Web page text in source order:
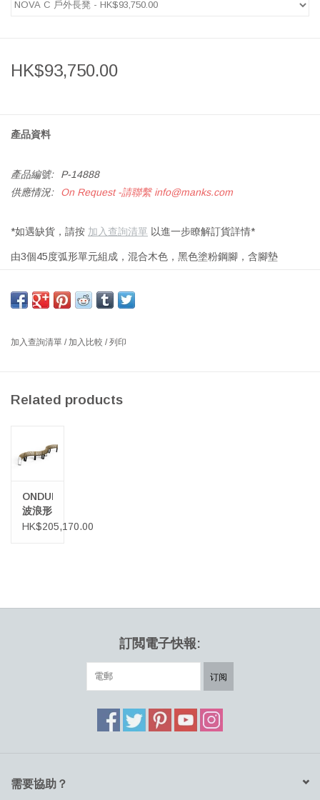
HK$93,750.00
產品資料
產品編號:
P-14888
供應情況:
On Request -請聯繫info@manks.com
*如遇缺貨，請按 加入查詢清單 以進一步瞭解訂貨詳情*
由3個45度弧形單元組成，混合木色，黑色塗粉鋼腳，含腳墊
設計師：Johan Berhin 瑞典
長凳塑造了無縫的座椅流線，可自然控制流線，而貼身的輪廓則確
大型配置通過自重保持在適當的位置，無需將這些部分用螺栓固定
使用天然硬蠟油完成表面處理，這是一種可持續的選擇，其作用與
加入查詢清單 / 加入比較 /列印
Related products
ONDULAR
波浪形
戶外長
HK$205,170.00
訂閲電子快報:
订阅
需要協助？